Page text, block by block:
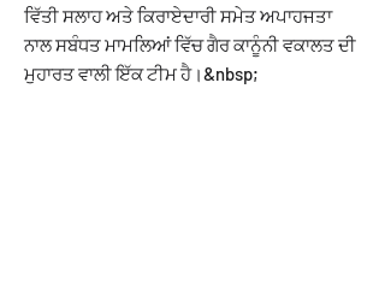
ਵਿੱਤੀ ਸਲਾਹ ਅਤੇ ਕਿਰਾਏਦਾਰੀ ਸਮੇਤ ਅਪਾਹਜਤਾ
ਨਾਲ ਸਬੰਧਤ ਮਾਮਲਿਆਂ ਵਿੱਚ ਗੈਰ ਕਾਨੂੰਨੀ ਵਕਾਲਤ ਦੀ
ਮੁਹਾਰਤ ਵਾਲੀ ਇੱਕ ਟੀਮ ਹੈ।&nbsp;